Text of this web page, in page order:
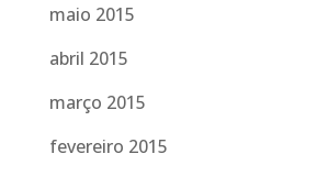
maio 2015
abril 2015
março 2015
fevereiro 2015